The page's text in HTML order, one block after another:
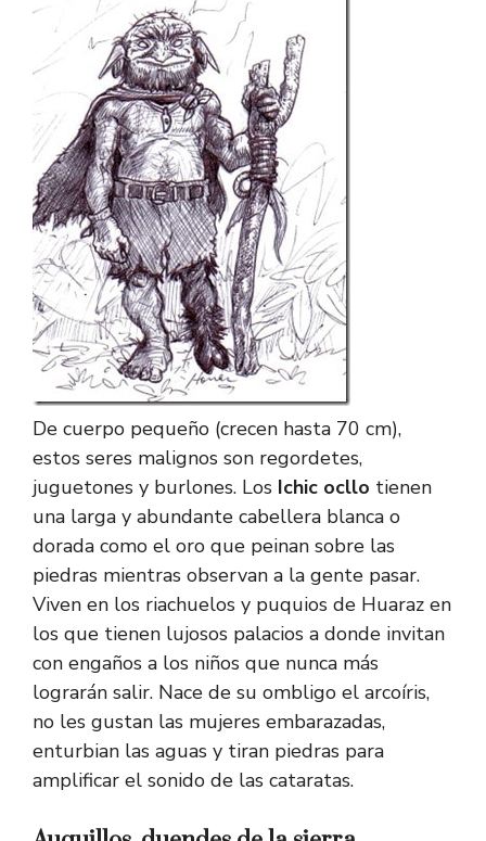
De cuerpo pequeño (crecen hasta 70 cm),
estos seres malignos son regordetes,
juguetones y burlones. Los Ichic ocllo tienen
una larga y abundante cabellera blanca o
dorada como el oro que peinan sobre las
piedras mientras observan a la gente pasar.
Viven en los riachuelos y puquios de Huaraz en
los que tienen lujosos palacios a donde invitan
con engaños a los niños que nunca más
lograrán salir. Nace de su ombligo el arcoíris,
no les gustan las mujeres embarazadas,
enturbian las aguas y tiran piedras para
amplificar el sonido de las cataratas.